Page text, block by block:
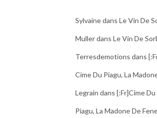
Sylvainedans Le Vin De
Mullerdans Le Vin De
Terresdemotions dans
Cime Du Piagu, La
Legrain dans [:fr]Cime Du
Piagu, La Madone De